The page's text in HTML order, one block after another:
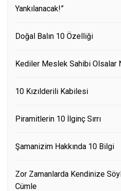
Yankılanacak!”
Doğal Balın 10 Özelliği
Kediler Meslek Sahibi Olsalar
10 Kızılderili Kabilesi
Piramitlerin 10 İlginç Sırrı
Şamanizim Hakkında 10 Bilgi
Zor Zamanlarda Kendinize
Cümle